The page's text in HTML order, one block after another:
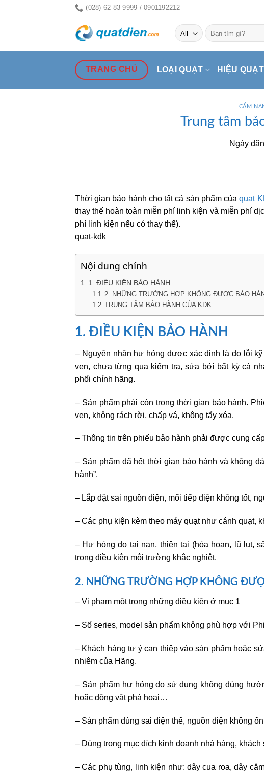
(028) 62 83 9999 / 0901192212
Tìm
kiếm:
TRANG CHỦ LOẠI QUẠT HIỆU QUẠT
CẨM
Trung tâm
Ngày
Thời gian bảo hành cho tất cả sản phẩm củaquạt
thay thế hoàn toàn miễn phí linh kiện và miễn phí
phí linh kiện nếu có thay thế).
quat-kdk
Nội dung chính
1. ĐIỀU KIỆN BẢO HÀNH
2. NHỮNG TRƯỜNG HỢP KHÔNG ĐƯỢC BẢO
TRUNG TÂM BẢO HÀNH CỦA KDK
1. ĐIỀU KIỆN BẢO HÀNH
– Nguyên nhân hư hỏng được xác định là do lỗi
vẹn, chưa từng qua kiểm tra, sửa bởi bất kỳ cá
phối chính hãng.
– Sản phẩm phải còn trong thời gian bảo hành.
vẹn, không rách rời, chấp vá, không tẩy xóa.
– Thông tin trên phiếu bảo hành phải được cung
– Sản phẩm đã hết thời gian bảo hành và không
hành”.
– Lắp đặt sai nguồn điện, mối tiếp điện không tốt,
– Các phụ kiện kèm theo máy quạt như cánh quạt,
– Hư hỏng do tai nạn, thiên tai (hỏa hoạn, lũ lụt,
trong điều kiện môi trường khắc nghiệt.
2. NHỮNG TRƯỜNG HỢP KHÔNG
– Vi phạm một trong những điều kiện ở mục 1
– Số series, model sản phẩm không phù hợp với
– Khách hàng tự ý can thiệp vào sản phẩm hoặc
nhiệm của Hãng.
– Sản phẩm hư hỏng do sử dụng không đúng
hoặc động vật phá hoại…
– Sản phẩm dùng sai điện thế, nguồn điện không
– Dùng trong mục đích kinh doanh nhà hàng,
– Các phụ tùng, linh kiện như: dây cua roa, dây